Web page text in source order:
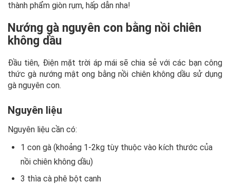
thành phẩm giòn rụm, hấp dẫn nha!
Nướng gà nguyên con bằng nồi chiên
không dầu
Đầu tiên, Điện mặt trời áp mái sẽ chia sẻ với các bạn công
thức gà nướng mật ong bằng nồi chiên không dầu sử dụng
gà nguyên con.
Nguyên liệu
Nguyên liệu cần có:
1 con gà (khoảng 1-2kg tùy thuộc vào kích thước của
nồi chiên không dầu)
3 thìa cà phê bột canh